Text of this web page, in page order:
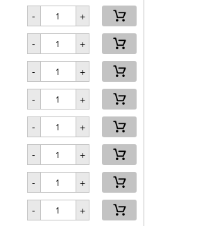
- +
- +
- +
- +
- +
- +
- +
- +